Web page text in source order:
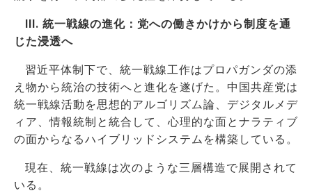
III. 統一戦線の進化：党への働きかけから制度を通
じた浸透へ
習近平体制下で、統一戦線工作はプロパガンダの添
え物から統治の技術へと進化を遂げた。中国共産党は
統一戦線活動を思想的アルゴリズム論、デジタルメデ
ィア、情報統制と統合して、心理的な面とナラティブ
の面からなるハイブリッドシステムを構築している。
現在、統一戦線は次のような三層構造で展開されて
いる。